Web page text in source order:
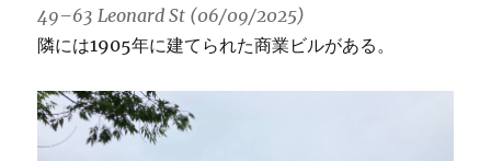
49–63 Leonard St (06/09/2025)
隣には1905年に建てられた商業ビルがある。